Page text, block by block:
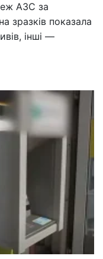
АЗС за
зразків показала
інші —